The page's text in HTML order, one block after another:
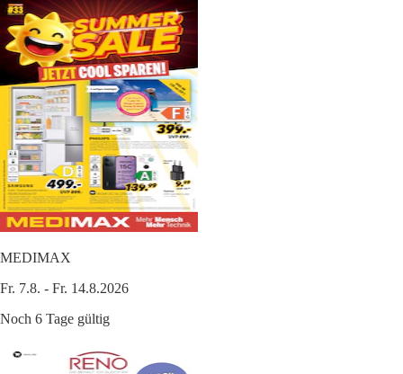
MEDIMAX
Fr. 7.8. - Fr. 14.8.2026
Noch 6 Tage gültig